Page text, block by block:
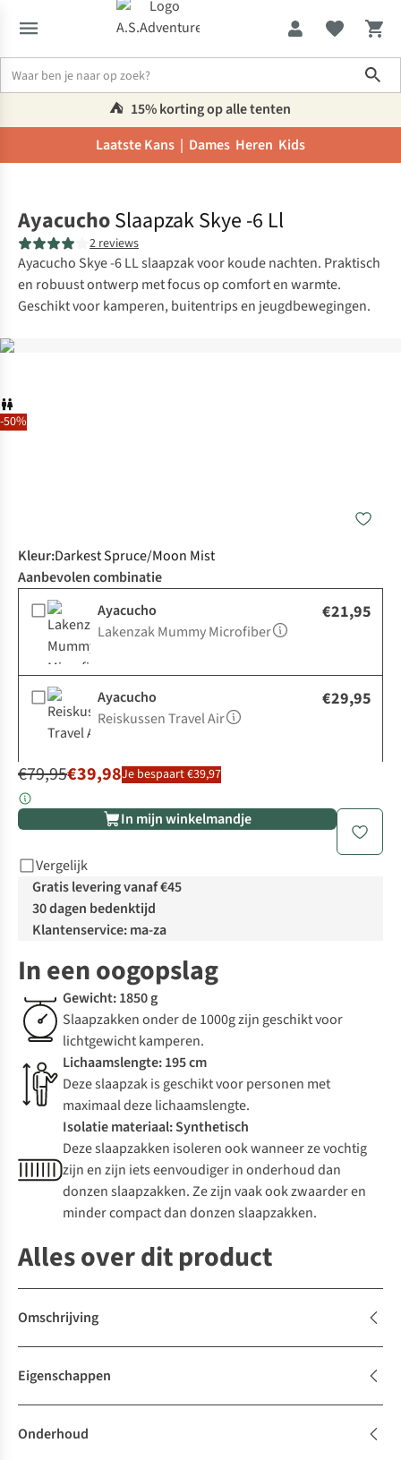
⛺️ 15% korting op alle tenten
Laatste Kans | Dames Heren Kids
-50%
AyacuchoSlaapzak Skye -6 Ll
2 reviews
Ayacucho Skye -6 LL slaapzak voor koude nachten. Praktisch
en robuust ontwerp met focus op comfort en warmte.
Geschikt voor kamperen, buitentrips en jeugdbewegingen.
Kleur:Darkest Spruce/Moon Mist
Aanbevolen combinatie
Ayacucho
Lakenzak Mummy Microfiber
€21,95
Ayacucho
Reiskussen Travel Air
€29,95
€79,95€39,98Je bespaart €39,97
In mijn winkelmandje
Vergelijk
Gratis levering vanaf €45
30 dagen bedenktijd
Klantenservice: ma-za
In een oogopslag
Gewicht: 1850 g
Slaapzakken onder de 1000g zijn geschikt voor
lichtgewicht kamperen.
Lichaamslengte: 195 cm
Deze slaapzak is geschikt voor personen met
maximaal deze lichaamslengte.
Isolatie materiaal: Synthetisch
Deze slaapzakken isoleren ook wanneer ze vochtig
zijn en zijn iets eenvoudiger in onderhoud dan
donzen slaapzakken. Ze zijn vaak ook zwaarder en
minder compact dan donzen slaapzakken.
Alles over dit product
Omschrijving
Eigenschappen
Onderhoud